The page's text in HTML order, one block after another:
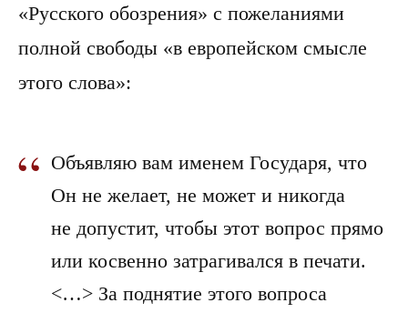
«Русского обозрения» с пожеланиями
полной свободы «в европейском смысле
этого слова»:
“ Объявляю вам именем Государя, что
Он не желает, не может и никогда
не допустит, чтобы этот вопрос прямо
или косвенно затрагивался в печати.
<…> За поднятие этого вопроса